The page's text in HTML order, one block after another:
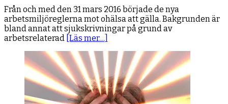
Från och med den 31 mars 2016 började de nya
arbetsmiljöreglerna mot ohälsa att gälla. Bakgrunden är
bland annat att sjukskrivningar på grund av
arbetsrelaterad
[Läs mer…]